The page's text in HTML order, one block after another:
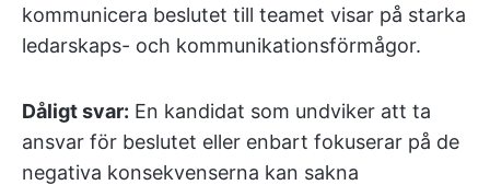
kommunicera beslutet till teamet visar på starka
ledarskaps- och kommunikationsförmågor.
Dåligt svar: En kandidat som undviker att ta
ansvar för beslutet eller enbart fokuserar på de
negativa konsekvenserna kan sakna